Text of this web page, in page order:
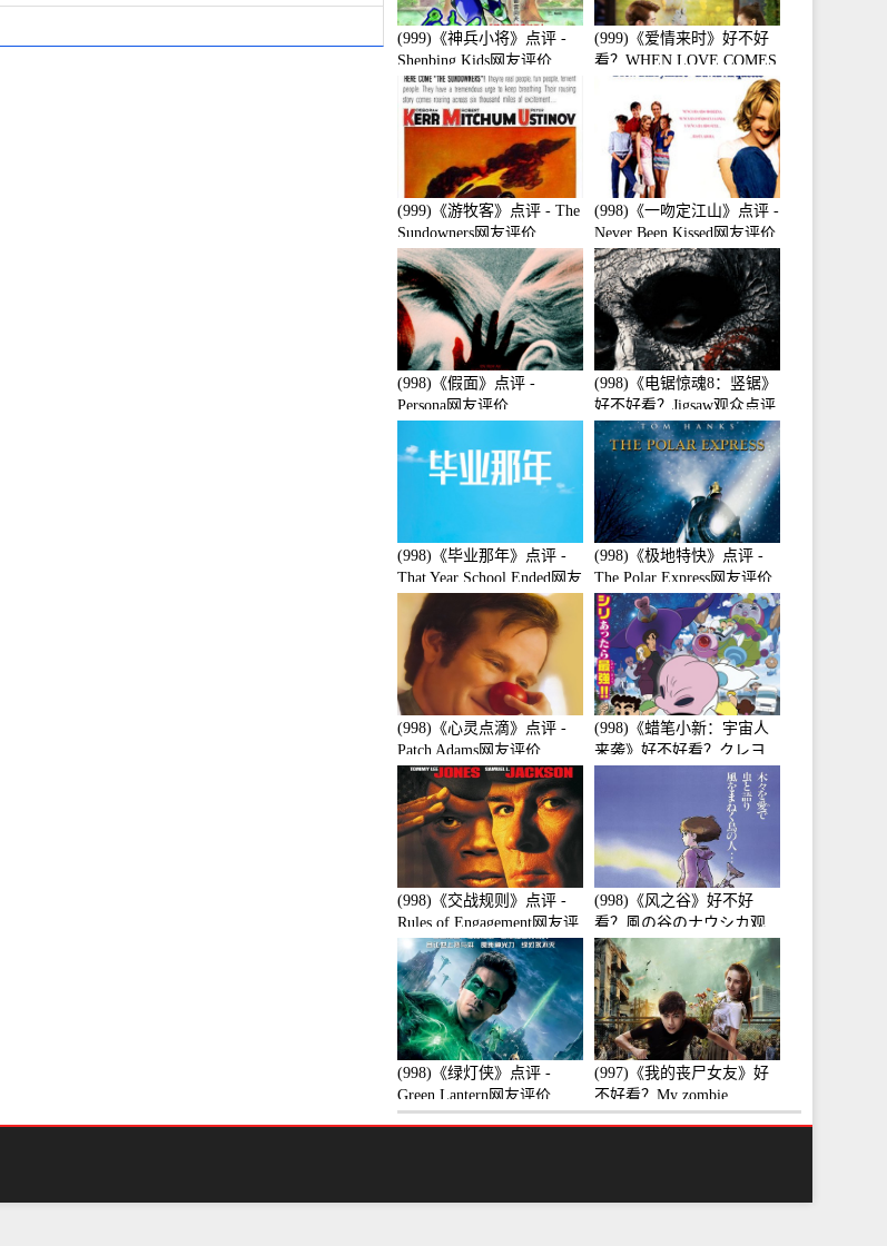
(999)《神兵小将》点评 -
Shenbing Kids网友评价
(999)《爱情来时》好不好
看？WHEN LOVE COMES
观众点评及剧本
(999)《游牧客》点评 - The
Sundowners网友评价
(998)《一吻定江山》点评 -
Never Been Kissed网友评价
(998)《假面》点评 -
Persona网友评价
(998)《电锯惊魂8：竖锯》
好不好看？Jigsaw观众点评
及剧本
(998)《毕业那年》点评 -
That Year School Ended网友
评价
(998)《极地特快》点评 -
The Polar Express网友评价
(998)《心灵点滴》点评 -
Patch Adams网友评价
(998)《蜡笔小新：宇宙人
来袭》好不好看？クレヨ
ンしんちゃん 襲来!!宇宙
人シリリ观众点评及剧本
(998)《交战规则》点评 -
Rules of Engagement网友评
价
(998)《风之谷》好不好
看？風の谷のナウシカ观
众点评及剧本
(998)《绿灯侠》点评 -
Green Lantern网友评价
(997)《我的丧尸女友》好
不好看？My zombie
girlfriend观众点评及剧本